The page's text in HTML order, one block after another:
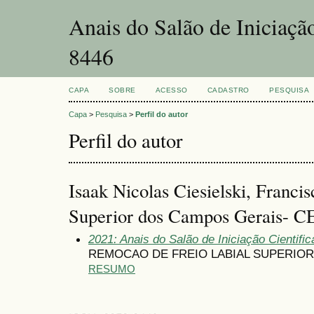
Anais do Salão de
8446
CAPA SOBRE ACESSO CADASTRO PESQUISA
Capa > Pesquisa > Perfil do autor
Perfil do autor
Isaak Nicolas Ciesielski,
Superior dos Campos Gerais-
2021: Anais do Salão de Iniciação
REMOCAO DE FREIO LABIAL
RESUMO